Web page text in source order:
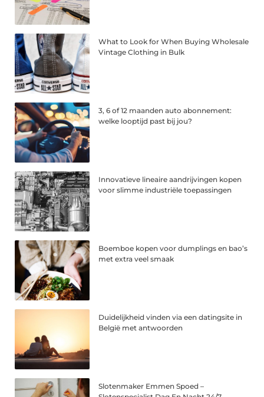
What to Look for When Buying Wholesale
Vintage Clothing in Bulk
3, 6 of 12 maanden auto abonnement:
welke looptijd past bij jou?
Innovatieve lineaire aandrijvingen kopen
voor slimme industriële toepassingen
Boemboe kopen voor dumplings en bao’s
met extra veel smaak
Duidelijkheid vinden via een datingsite in
België met antwoorden
Slotenmaker Emmen Spoed –